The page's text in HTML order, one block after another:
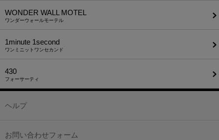
WONDER WALL MOTEL
ワンダーウォールモーテル
1minute​ 1second
ワンミニットワンセカンド
430
フォーサーティ
ヘルプ
お問い合わせフォーム